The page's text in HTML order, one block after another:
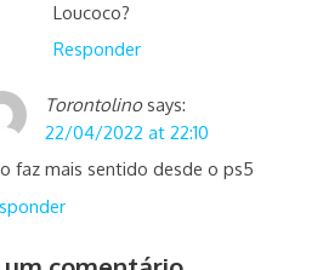
Loucoco?
Responder
Torontolino says:
22/04/2022 at 22:10
faz mais sentido desde o ps5